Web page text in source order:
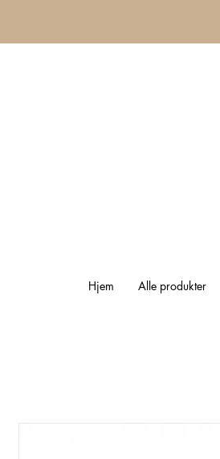
Hjem Alle produkter